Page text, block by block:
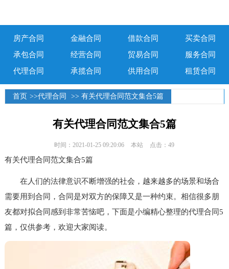
房产合同 金融合同 借款合同
买卖合同
承包合同
经营合同 贸易合同
服务合同
代理合同
承揽合同 供用合同 租赁合同
首页 >>代理合同 >> 有关代理合同范文集合5篇
有关代理合同范文集合5篇
时间：2021-01-25 09:20:06 本站 点击：49
有关代理合同范文集合5篇
在人们的法律意识不断增强的社会，越来越多的场景和场合
需要用到合同，合同是对双方的保障又是一种约束。相信很多朋
友都对拟合同感到非常苦恼吧，下面是小编精心整理的代理合同5
篇，仅供参考，欢迎大家阅读。